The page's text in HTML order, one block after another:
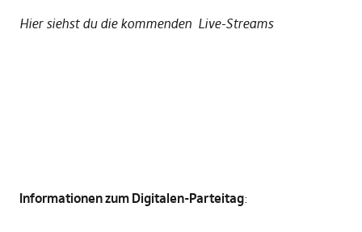
Hier siehst du die kommenden Live-Streams
Informationen zum Digitalen-Parteitag: